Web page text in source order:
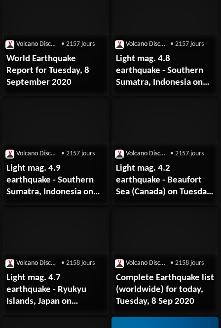
Volcano Discovery • 2157 jours
World Earthquake
Report for Tuesday, 8
September 2020
Volcano Discovery • 2157 jours
Light mag. 4.8
earthquake - Southern
Sumatra, Indonesia on
Volcano Discovery • 2157 jours
Light mag. 4.9
earthquake - Southern
Sumatra, Indonesia on
Volcano Discovery • 2157 jours
Light mag. 4.2
earthquake - Beaufort
Sea (Canada) on Tuesday,
Volcano Discovery • 2158 jours
Light mag. 4.7
earthquake - Ryukyu
Islands, Japan on
Volcano Discovery • 2158 jours
Complete Earthquake list
(worldwide) for today,
Tuesday, 8 Sep 2020